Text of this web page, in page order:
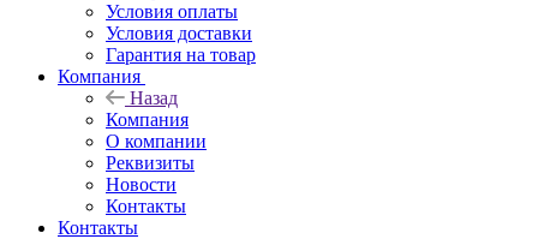
Условия оплаты
Условия доставки
Гарантия на товар
Компания
Назад
Компания
О компании
Реквизиты
Новости
Контакты
Контакты